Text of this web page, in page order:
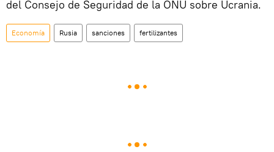
del Consejo de Seguridad de la ONU sobre Ucrania.
Economía Rusia sanciones fertilizantes